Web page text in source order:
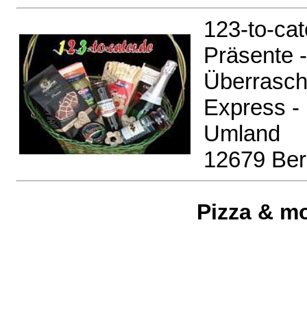
123-to-
Präsente
Express -
Umland
12679
Pizza &